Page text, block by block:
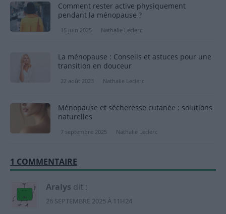
Comment rester active physiquement
pendant la ménopause ?
15 juin 2025 Nathalie Leclerc
La ménopause : Conseils et astuces pour une
transition en douceur
22 août 2023 Nathalie Leclerc
Ménopause et sécheresse cutanée : solutions
naturelles
7 septembre 2025 Nathalie Leclerc
1 COMMENTAIRE
Aralys dit :
26 SEPTEMBRE 2025 À 11H24